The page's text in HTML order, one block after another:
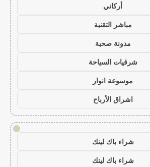
أركاني
مباشر التقنية
مدونة صحبة
شرقيات السياحة
موسوعة انوار
اشراق الأرباح
!
شراء باك لينك
شراء باك لينك